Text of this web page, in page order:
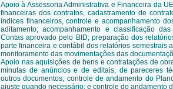
Apoio à Assessoria Administrativa e Financeira da
financeiras dos contratos, cadastramento de
índices financeiros, controle e acompanhamento
aditamento; acompanhamento e classificação
Contas aprovado pelo BID; preparação dos
parte financeira e contábil dos relatórios semestrais
monitoramento das movimentações das
Apoio nas aquisições de bens e contratações de
minutas de anúncios e de editais, de pareceres
outros documentos; controle de andamento do
ajuste quando necessário; e controle do andamento